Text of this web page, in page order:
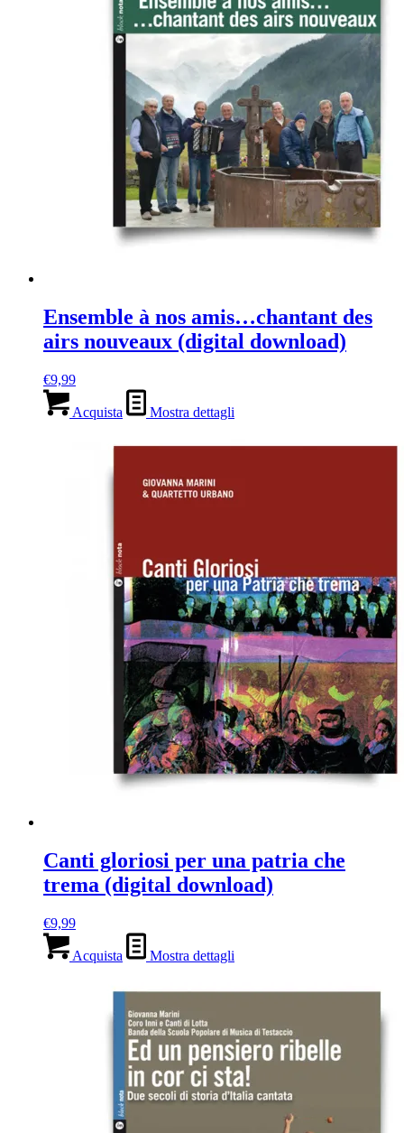
Ensemble à nos amis…chantant des
airs nouveaux (digital download)
€9,99
Acquista Mostra dettagli
Canti gloriosi per una patria che
trema (digital download)
€9,99
Acquista Mostra dettagli